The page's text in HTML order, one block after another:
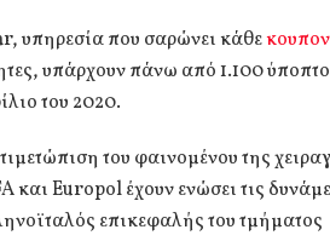
υπηρεσία που σαρώνει κάθε
υπάρχουν πάνω από 1.100
του 2020.
του φαινομένου της
Europol έχουν ενώσει τις
επικεφαλής του τμήματος